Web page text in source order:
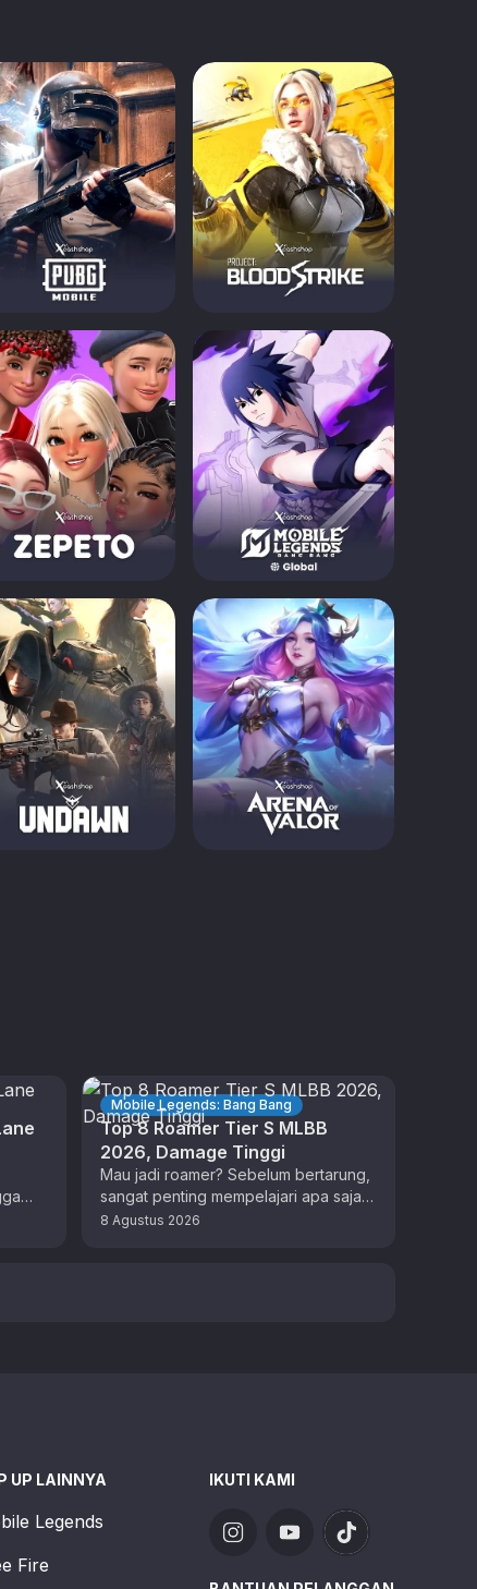
Mobile Legends: Bang Bang
Top 8 Roamer Tier S MLBB
2026, Damage Tinggi
Mau jadi roamer? Sebelum bertarung,
sangat penting mempelajari apa saja
hero roamer tier S MLBB 2026 dengan
8 Agustus 2026
UP LAINNYA
Legends
Fire
IKUTI KAMI